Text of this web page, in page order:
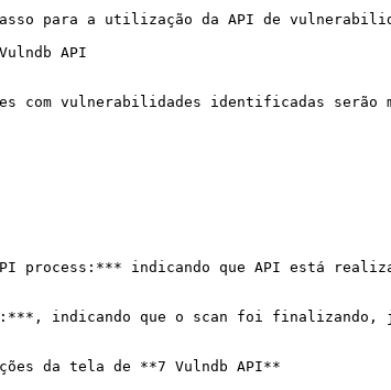
para a utilização da API de
API
com vulnerabilidades identificadas
indicando que API está
indicando que o scan foi finalizando,
da tela de **7 Vulndb API**